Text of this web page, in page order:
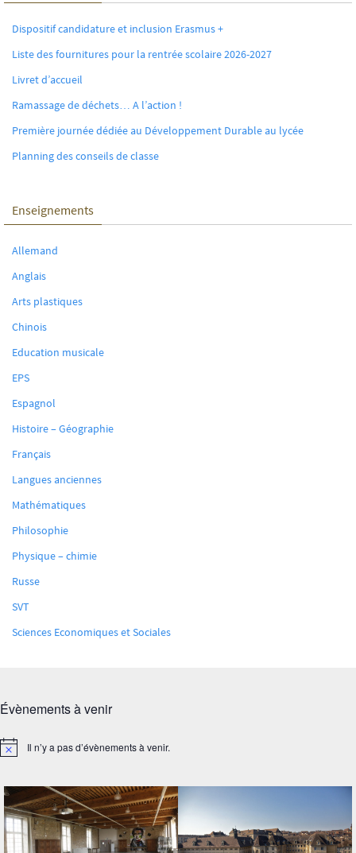
Dispositif candidature et inclusion Erasmus +
Liste des fournitures pour la rentrée scolaire 2026-2027
Livret d’accueil
Ramassage de déchets… A l’action !
Première journée dédiée au Développement Durable au lycée
Planning des conseils de classe
Enseignements
Allemand
Anglais
Arts plastiques
Chinois
Education musicale
EPS
Espagnol
Histoire – Géographie
Français
Langues anciennes
Mathématiques
Philosophie
Physique – chimie
Russe
SVT
Sciences Economiques et Sociales
Évènements à venir
Notice Il n’y a pas d’évènements à venir.